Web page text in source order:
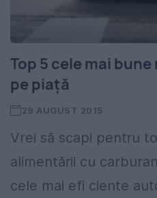
Top 5 cele mai
pe piață
29 AUGUST 2015
Vrei să scapi pentru
alimentării cu
cele mai efi ciente